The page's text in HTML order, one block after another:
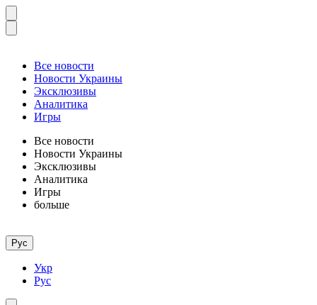
Все новости
Новости Украины
Эксклюзивы
Аналитика
Игры
Все новости
Новости Украины
Эксклюзивы
Аналитика
Игры
больше
Рус
Укр
Рус